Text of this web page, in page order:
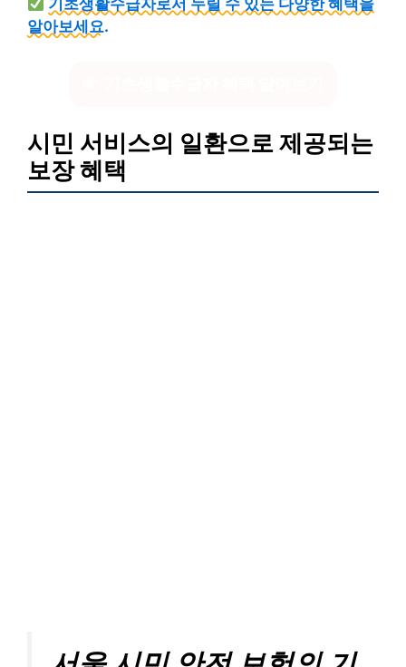
기초생활수급자로서 누릴 수 있는 다양한 혜택을
알아보세요.
시민 서비스의 일환으로 제공되는
보장 혜택